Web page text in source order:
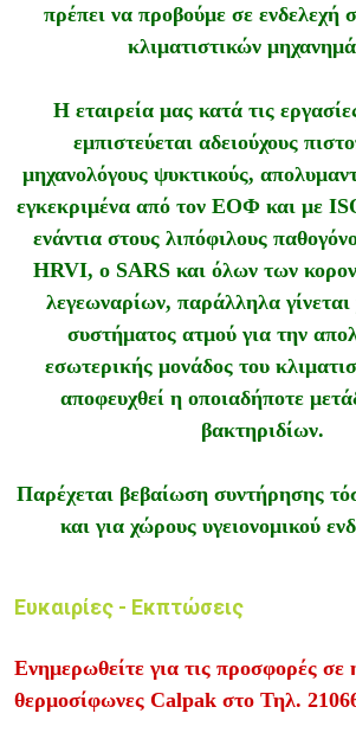
πρέπει να προβούμε σε ενδελεχή
κλιματιστικών
Η εταιρεία μας κατά τις
εμπιστεύεται αδειούχους
μηχανολόγους ψυκτικούς,
εγκεκριμένα από τον ΕΟΦ και με
ενάντια στους λιπόφιλους
HRVI, o SARS και όλων των
λεγεωναρίων, παράλληλα γίνεται
συστήματος ατμού για την
εσωτερικής μονάδος του
αποφευχθεί η οποιαδήποτε
βακτηριδίων.
Παρέχεται βεβαίωση συντήρησης
και για χώρους υγειονομικού
Ευκαιρίες - Εκπτώσεις
Ενημερωθείτε για τις προσφορές σε
θερμοσίφωνες Calpak στο Τηλ.